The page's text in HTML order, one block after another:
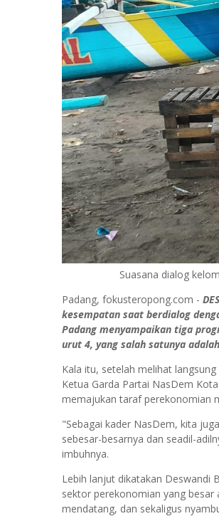
Suasana dialog
Padang, fokusteropong.com -
kesempatan saat berdialog
Padang menyampaikan tiga
urut 4, yang salah satunya
Kala itu, setelah melihat
Ketua Garda Partai NasDem
memajukan taraf perekonomian
"Sebagai kader NasDem, kita
sebesar-besarnya dan seadil-
imbuhnya.
Lebih lanjut dikatakan Deswandi
sektor perekonomian yang
mendatang, dan sekaligus